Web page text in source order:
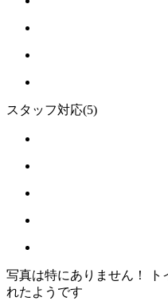
スタッフ対応(5)
写真は特にありません！ ト
れたようです